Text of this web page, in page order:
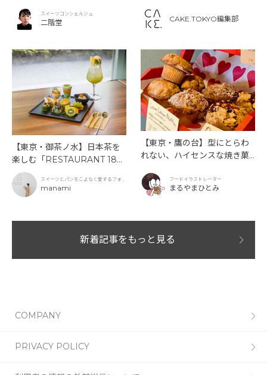
ー》を味わうスイーツコンシェルジュ
二階堂 CAKE.TOKYO編集部
【東京・御茶ノ水】日本茶を
楽しむ「RESTAURANT 189
9 OCHANOMIZU」の抹茶ア
フタヌーンティーと新作クリ
ームソーダ
スイーツとパンをこよなく愛するフォト
グラファー
manami
【東京・鷹の台】型にとらわ
れない、ハイセンスな焼き菓
フードイラストレーター
まるやまひとみ
新着記事をもっと見る
COMPANY
PRIVACY POLICY